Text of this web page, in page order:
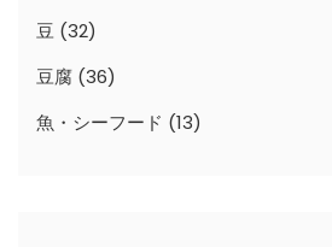
豆 (32)
豆腐 (36)
魚・シーフード (13)